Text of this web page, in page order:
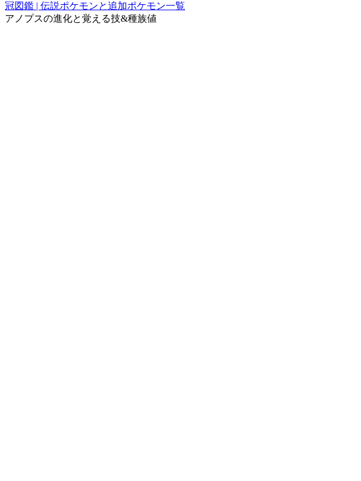
冠図鑑 | 伝説ポケモンと追加ポケモン一覧
アノプスの進化と覚える技&種族値